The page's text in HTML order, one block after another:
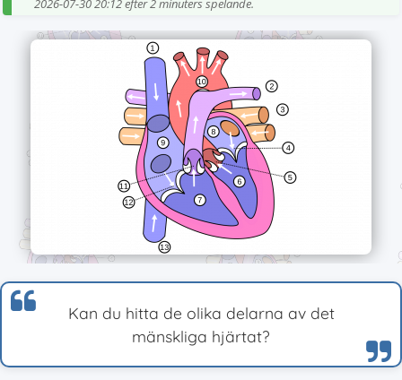
2026-07-30 20:12 efter 2 minuters spelande.
Kan du hitta de olika delarna av det
mänskliga hjärtat?